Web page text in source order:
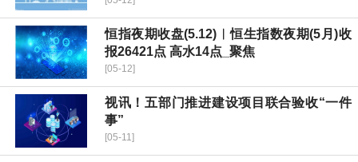
恒指夜期收盘(5.12)︱恒生指数夜期(5月)收
报26421点 高水14点_聚焦
[05-12]
视讯！五部门推进建设项目联合验收“一件
事”
[05-11]